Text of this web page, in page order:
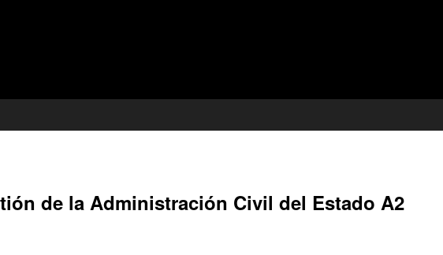
de la Administración Civil del Estado A2